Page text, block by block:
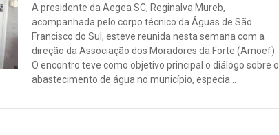
A presidente da Aegea SC, Reginalva Mureb,
acompanhada pelo corpo técnico da Águas de São
Francisco do Sul, esteve reunida nesta semana com a
direção da Associação dos Moradores da Forte (Amoef).
O encontro teve como objetivo principal o diálogo sobre o
abastecimento de água no município, especia...